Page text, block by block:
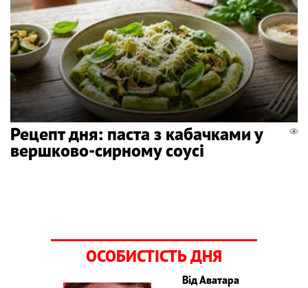
Рецепт дня: паста з кабачками у
вершково-сирному соусі
ОСОБИСТІСТЬ ДНЯ
Від Аватара